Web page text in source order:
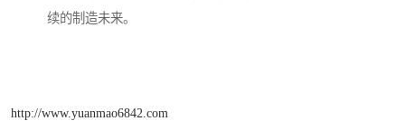
续的制造未来。
http://www.yuanmao6842.com